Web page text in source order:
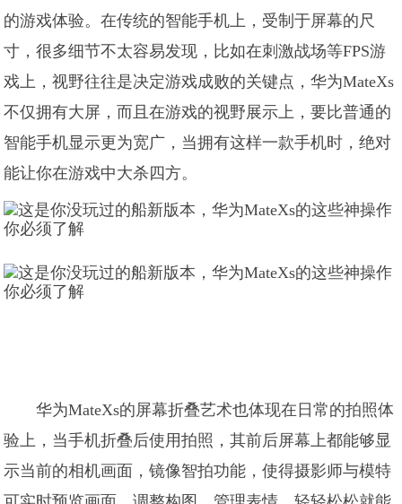
的游戏体验。在传统的智能手机上，受制于屏幕的尺
寸，很多细节不太容易发现，比如在刺激战场等FPS游
戏上，视野往往是决定游戏成败的关键点，华为MateXs
不仅拥有大屏，而且在游戏的视野展示上，要比普通的
智能手机显示更为宽广，当拥有这样一款手机时，绝对
能让你在游戏中大杀四方。
华为MateXs的屏幕折叠艺术也体现在日常的拍照体
验上，当手机折叠后使用拍照，其前后屏幕上都能够显
示当前的相机画面，镜像智拍功能，使得摄影师与模特